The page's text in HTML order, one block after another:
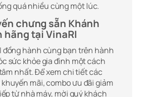
quá nhiều cùng một lúc.
chưng sẵn Khánh
hãng tại VinaRI
đồng hành cùng bạn trên hành
sức khỏe gia đình một cách
nhất. Để xem chi tiết các
mãi, combo ưu đãi giảm
từ nhà máy, mời quý khách